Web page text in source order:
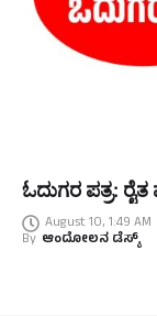
ಓದುಗರ ಪತ್ರ: ರೈತ
August 10, 1:49 AM
By ಆಂದೋಲನ ಡೆಸ್ಕ್